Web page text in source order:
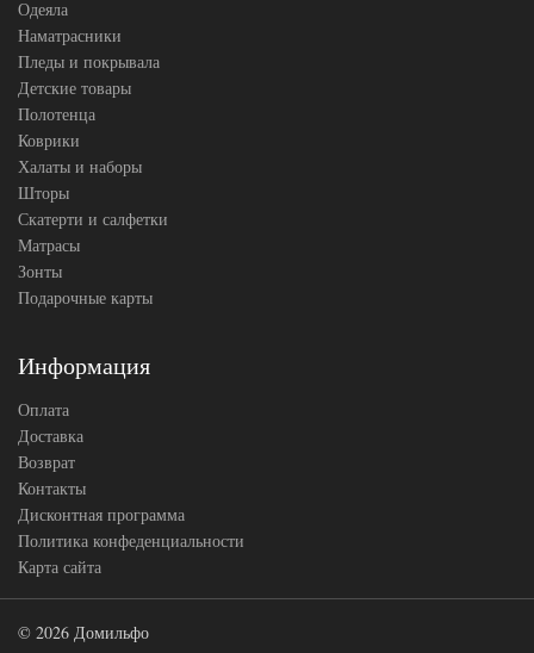
Одеяла
Наматрасники
Пледы и покрывала
Детские товары
Полотенца
Коврики
Халаты и наборы
Шторы
Скатерти и салфетки
Матрасы
Зонты
Подарочные карты
Информация
Оплата
Доставка
Возврат
Контакты
Дисконтная программа
Политика конфеденциальности
Карта сайта
© 2026 Домильфо